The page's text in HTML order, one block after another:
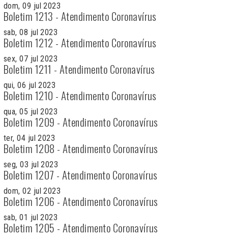
dom, 09 jul 2023
Boletim 1213 - Atendimento Coronavírus
sab, 08 jul 2023
Boletim 1212 - Atendimento Coronavírus
sex, 07 jul 2023
Boletim 1211 - Atendimento Coronavírus
qui, 06 jul 2023
Boletim 1210 - Atendimento Coronavírus
qua, 05 jul 2023
Boletim 1209 - Atendimento Coronavírus
ter, 04 jul 2023
Boletim 1208 - Atendimento Coronavírus
seg, 03 jul 2023
Boletim 1207 - Atendimento Coronavírus
dom, 02 jul 2023
Boletim 1206 - Atendimento Coronavírus
sab, 01 jul 2023
Boletim 1205 - Atendimento Coronavírus